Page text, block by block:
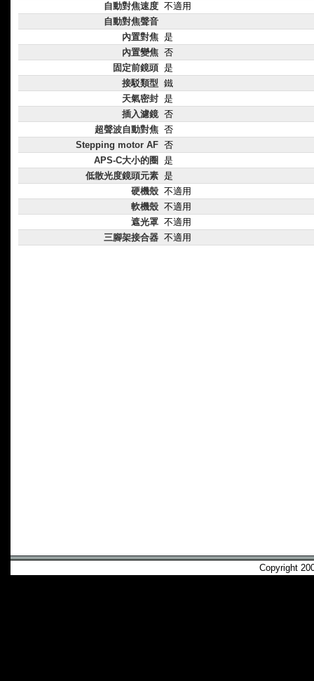
自動對焦速度 不適用
自動對焦聲音
內置對焦 是
內置變焦 否
固定前鏡頭 是
接駁類型 鐵
天氣密封 是
插入濾鏡 否
超聲波自動對焦 否
Stepping motor AF 否
APS-C大小的圈
是
低散光度鏡頭元素 是
硬機殼 不適用
軟機殼 不適用
遮光罩 不適用
三腳架接合器 不適用
Copyright